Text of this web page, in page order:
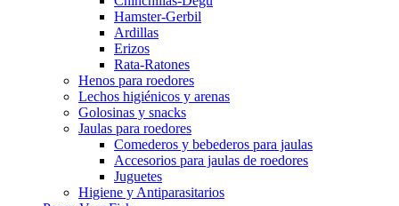
Hamster-Gerbil
Ardillas
Erizos
Rata-Ratones
Henos para roedores
Lechos higiénicos y arenas
Golosinas y snacks
Jaulas para roedores
Comederos y bebederos para jaulas
Accesorios para jaulas de roedores
Juguetes
Higiene y Antiparasitarios